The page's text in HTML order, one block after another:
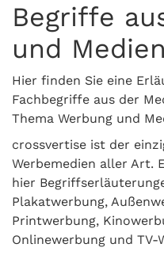
Begriffe
und Medien
Hier finden Sie eine
Fachbegriffe aus der
Thema Werbung und
crossvertise ist der
Werbemedien aller Art.
hier
Plakatwerbung,
Printwerbung,
Onlinewerbung und TV-